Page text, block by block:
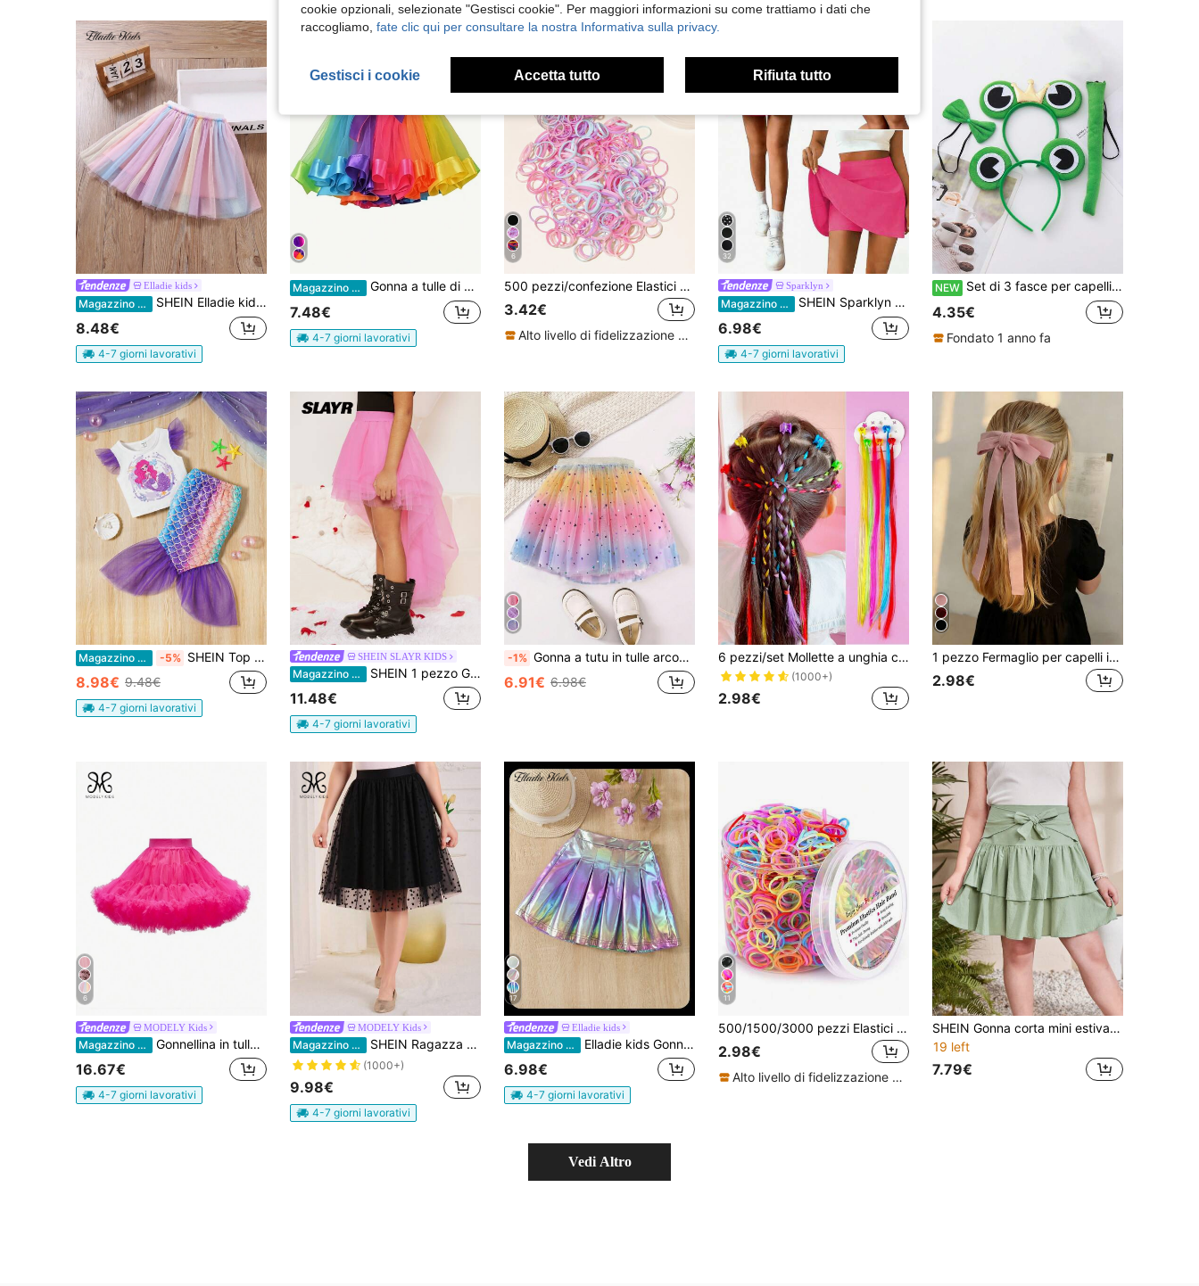
Elladie kids
Magazzino EU SHEIN Elladie kids Gonna Svasata In Rete Ombre Per Ragazza Giovane
8.48€
4-7 giorni lavorativi
Magazzino EU Gonna a tulle di Natale rossa e verde per ragazze pre-adolescenti, petticoat per ballo e palcoscenico
7.48€
4-7 giorni lavorativi
6
500 pezzi/confezione Elastici per capelli colorati monouso, adatti come accessori per capelli quotidiani per ragazze
3.42€
Alto livello di fidelizzazione dei clienti
32
Sparklyn
Magazzino EU SHEIN Sparklyn Leggings e gonna sportiva casual e versatile per ragazze, adatta per sport e danza classica
6.98€
4-7 giorni lavorativi
NEW Set di 3 fasce per capelli a forma di rana, fasce da principe e principessa rana, accessori per performance e balli, adatte per feste e uso quotidiano
4.35€
Fondato 1 anno fa
Magazzino EU -5% SHEIN Top In Mesh Divertente E Carino Con Mermaid Per Ragazze Giovani Con Dettagli A Balze E Gonna A Coda Di Pesce, Perfetto Per L'estate
8.98€ 9.48€
4-7 giorni lavorativi
SHEIN SLAYR KIDS
Magazzino EU SHEIN 1 pezzo Gonna a balze in rete con orlo alto-basso, gonna rosa shocking per ragazze giovani
11.48€
4-7 giorni lavorativi
-1% Gonna a tutu in tulle arcobaleno per ragazze, gonna da ballo con stelle e luna in paillettes per bambini
6.91€ 6.98€
6 pezzi/set Mollette a unghia colorate per ragazze, mollette per trecce per bambini, accessori per capelli per ragazze, adatti per festival e spettacoli
(1000+)
2.98€
1 pezzo Fermaglio per capelli in raso setoso elegante bordeaux, nastro per capelli, accessorio per coda di cavallo, fiocco per capelli per ragazze, accessori per capelli per compleanno, fermagli per capelli
2.98€
6
MODELY Kids
Magazzino EU Gonnellina in tulle casual ed elegante per ragazze adolescenti, con gonna a palloncino
16.67€
4-7 giorni lavorativi
MODELY Kids
Magazzino EU SHEIN Ragazza Tween Gonna svasata a pois mesh
(1000+)
9.98€
4-7 giorni lavorativi
17
Elladie kids
Magazzino EU Elladie kids Gonna plissettata sfumata carina e alla moda per ragazze giovani
6.98€
4-7 giorni lavorativi
11
500/1500/3000 pezzi Elastici per capelli, alta elasticità e durevoli, adatti per acconciature da ragazza. Elastici per capelli in gomma, appositamente progettati per ragazze.
2.98€
Alto livello di fidelizzazione dei clienti
SHEIN Gonna corta mini estiva/casual a quadretti solidi con volant, per ragazze adolescenti, con taglie estese per le vacanze di primavera/estate
19 left
7.79€
Vedi Altro
cookie opzionali, selezionate "Gestisci cookie". Per maggiori informazioni su come trattiamo i dati che
raccogliamo, fate clic qui per consultare la nostra Informativa sulla privacy.
Gestisci i cookie Accetta tutto Rifiuta tutto